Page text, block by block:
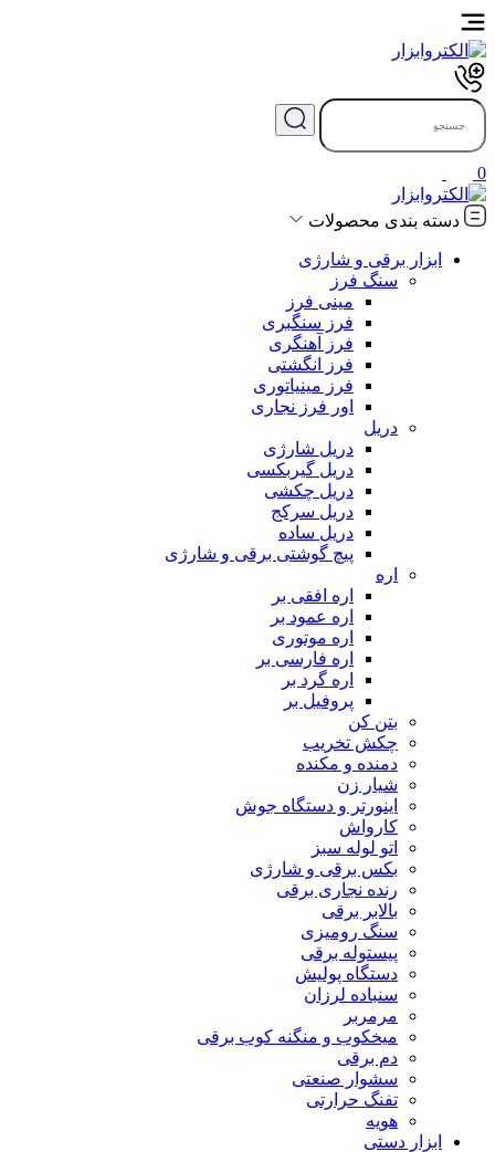
0
دسته بندی محصولات
ابزار برقی و شارژی
سنگ فرز
مینی فرز
فرز سنگبری
فرز آهنگری
فرز انگشتی
فرز مینیاتوری
اور فرز نجاری
دریل
دریل شارژی
دریل گیربکسی
دریل چکشی
دریل سرکج
دریل ساده
پیچ گوشتی برقی و شارژی
اره
اره افقی بر
اره عمود بر
اره موتوری
اره فارسی بر
اره گرد بر
پروفیل بر
بتن کن
چکش تخریب
دمنده و مکنده
شیار زن
اینورتر و دستگاه جوش
کارواش
اتو لوله سبز
بکس برقی و شارژی
رنده نجاری برقی
بالابر برقی
سنگ رومیزی
پیستوله برقی
دستگاه پولیش
سنباده لرزان
مرمربر
میخکوب و منگنه کوب برقی
دم برقی
سشوار صنعتی
تفنگ حرارتی
هویه
ابزار دستی